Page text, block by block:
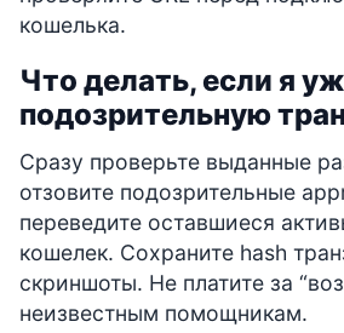
кошелька.
Что делать, если я
подозрительную
Сразу проверьте выданные
отзовите подозрительные
переведите оставшиеся
кошелек. Сохраните hash
скриншоты. Не платите за
неизвестным помощникам.